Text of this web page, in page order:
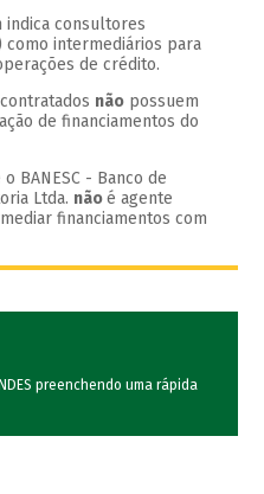
indica consultores
como intermediários para
de crédito.
não possuem
de financiamentos do
BANESC - Banco de
Ltda. nãoé agente
financiamentos com
preenchendo uma rápida